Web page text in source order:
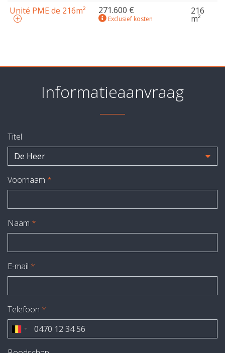
Unité PME de 216m²
271.600 €
Exclusief kosten
216
m²
Informatieaanvraag
Titel
De Heer
Voornaam *
Naam *
E-mail *
Telefoon *